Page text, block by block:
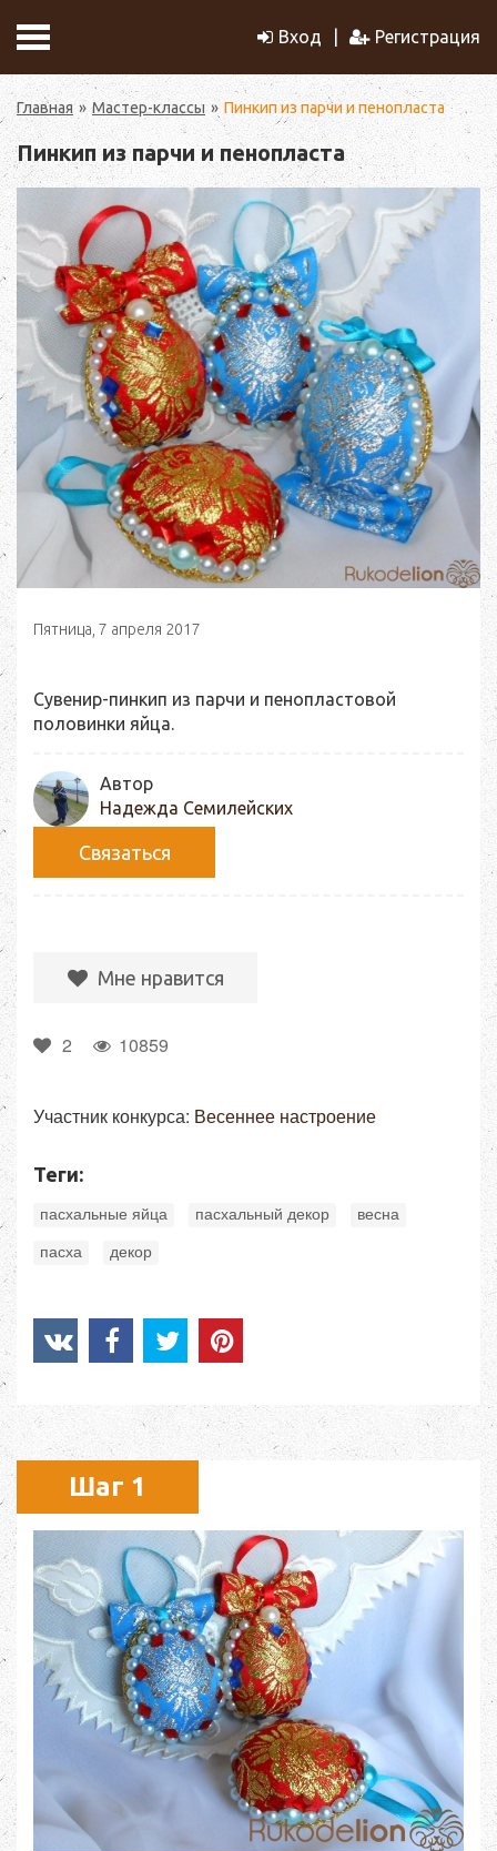
Вход Регистрация
Главная Мастер-классы Пинкип из парчи и пенопласта
Пинкип из парчи и пенопласта
Пятница, 7 апреля 2017
Сувенир-пинкип из парчи и пенопластовой
половинки яйца.
Автор
Надежда Семилейских
Связаться
Мне нравится
2 10859
Участник конкурса: Весеннее настроение
Теги:
пасхальные яйца пасхальный декор весна
пасха декор
Шаг 1